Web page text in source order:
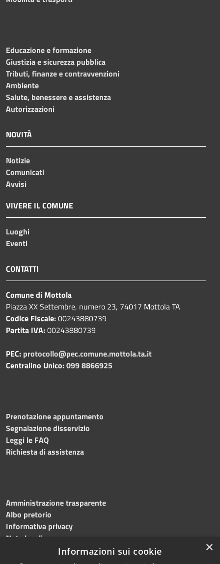
Educazione e formazione
Giustizia e sicurezza pubblica
Tributi, finanze e contravvenzioni
Ambiente
Salute, benessere e assistenza
Autorizzazioni
NOVITÀ
Notizie
Comunicati
Avvisi
VIVERE IL COMUNE
Luoghi
Eventi
CONTATTI
Comune di Mottola
Piazza XX Settembre, numero 23, 74017 Mottola TA
Codice Fiscale:00243880739
Partita IVA:00243880739
PEC: protocollo@pec.comune.mottola.ta.it
Centralino Unico:099 8866925
Prenotazione appuntamento
Segnalazione disservizio
Leggi le FAQ
Richiesta di assistenza
Amministrazione trasparente
Albo pretorio
Informativa privacy
Note legali
Dichiarazione di accessibilità
×
Informazioni sui cookie